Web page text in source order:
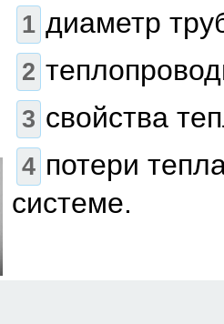
диаметр
свойства
потери
системе.